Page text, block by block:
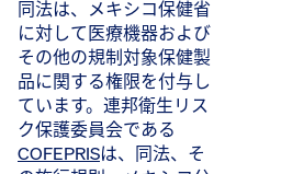
同法は、メキシコ保健省
に対して医療機器および
その他の規制対象保健製
品に関する権限を付与し
ています。連邦衛生リス
ク保護委員会である
COFEPRISは、同法、そ